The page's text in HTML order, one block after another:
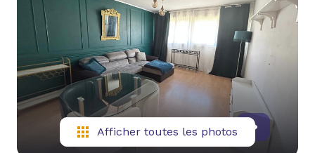
CONTACTER
YOUTUBE
Afficher toutes les photos